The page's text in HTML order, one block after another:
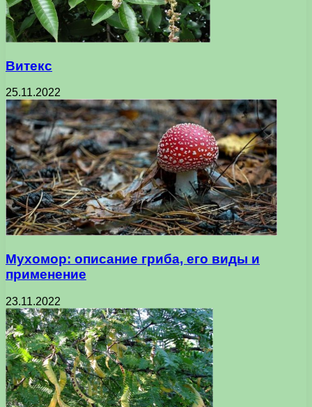
Витекс
25.11.2022
Мухомор: описание гриба, его виды и
применение
23.11.2022